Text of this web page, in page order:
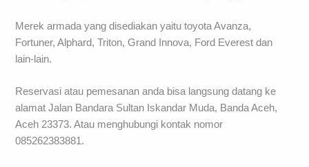
Merek armada yang disediakan yaitu toyota Avanza,
Fortuner, Alphard, Triton, Grand Innova, Ford Everest dan
lain-lain.
Reservasi atau pemesanan anda bisa langsung datang ke
alamat Jalan Bandara Sultan Iskandar Muda, Banda Aceh,
Aceh 23373. Atau menghubungi kontak nomor
085262383881.